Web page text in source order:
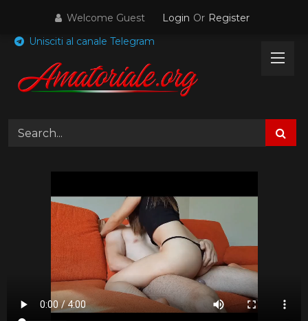
content
Welcome Guest Login Or Register
Unisciti al canale Telegram